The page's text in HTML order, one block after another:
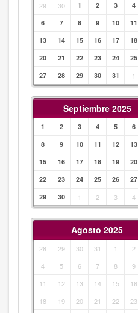
29 30 1 2 3 4
6
7 8 9 10 11
13
14 15 16 17 18
20
21 22 23 24 25
27
28 29 30 31 1
Septiembre 2025
1 2 3 4 5 6
8
9 10 11 12 13
15
16 17 18 19 20
22
23 24 25 26 27
29
30 1 2 3 4
Agosto 2025
28 29 30 31 1 2
4
5 6 7 8 9
11
12 13 14 15 16
18
19 20 21 22 23